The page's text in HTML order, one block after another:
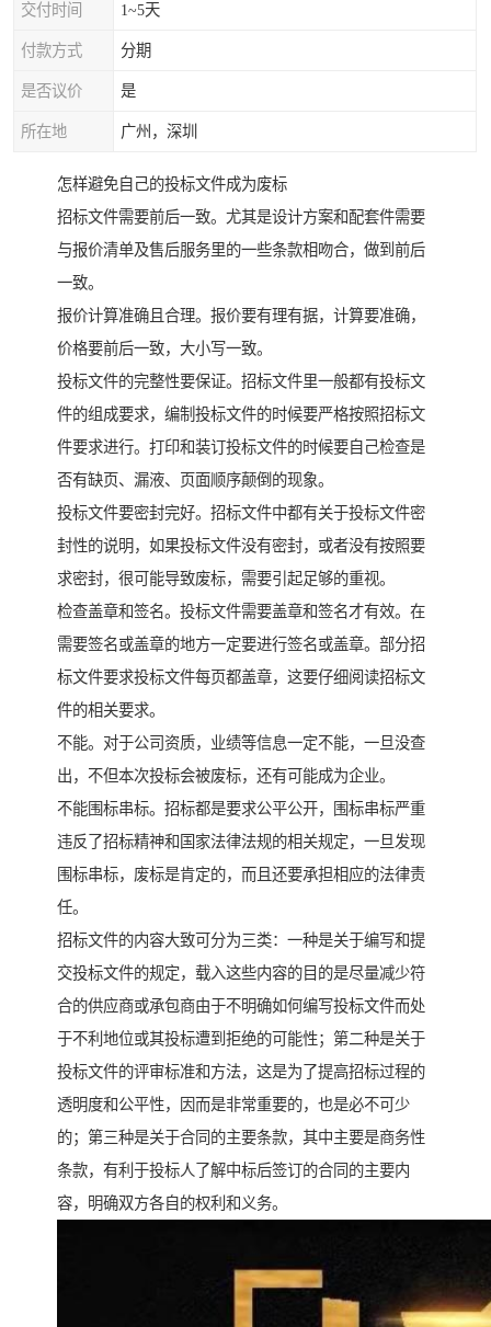
交付时间 1~5天
付款方式 分期
是否议价 是
所在地 广州，深圳
怎样避免自己的投标文件成为废标
招标文件需要前后一致。尤其是设计方案和配套件需要
与报价清单及售后服务里的一些条款相吻合，做到前后
一致。
报价计算准确且合理。报价要有理有据，计算要准确，
价格要前后一致，大小写一致。
投标文件的完整性要保证。招标文件里一般都有投标文
件的组成要求，编制投标文件的时候要严格按照招标文
件要求进行。打印和装订投标文件的时候要自己检查是
否有缺页、漏液、页面顺序颠倒的现象。
投标文件要密封完好。招标文件中都有关于投标文件密
封性的说明，如果投标文件没有密封，或者没有按照要
求密封，很可能导致废标，需要引起足够的重视。
检查盖章和签名。投标文件需要盖章和签名才有效。在
需要签名或盖章的地方一定要进行签名或盖章。部分招
标文件要求投标文件每页都盖章，这要仔细阅读招标文
件的相关要求。
不能。对于公司资质，业绩等信息一定不能，一旦没查
出，不但本次投标会被废标，还有可能成为企业。
不能围标串标。招标都是要求公平公开，围标串标严重
违反了招标精神和国家法律法规的相关规定，一旦发现
围标串标，废标是肯定的，而且还要承担相应的法律责
任。
招标文件的内容大致可分为三类：一种是关于编写和提
交投标文件的规定，载入这些内容的目的是尽量减少符
合的供应商或承包商由于不明确如何编写投标文件而处
于不利地位或其投标遭到拒绝的可能性；第二种是关于
投标文件的评审标准和方法，这是为了提高招标过程的
透明度和公平性，因而是非常重要的，也是必不可少
的；第三种是关于合同的主要条款，其中主要是商务性
条款，有利于投标人了解中标后签订的合同的主要内
容，明确双方各自的权利和义务。